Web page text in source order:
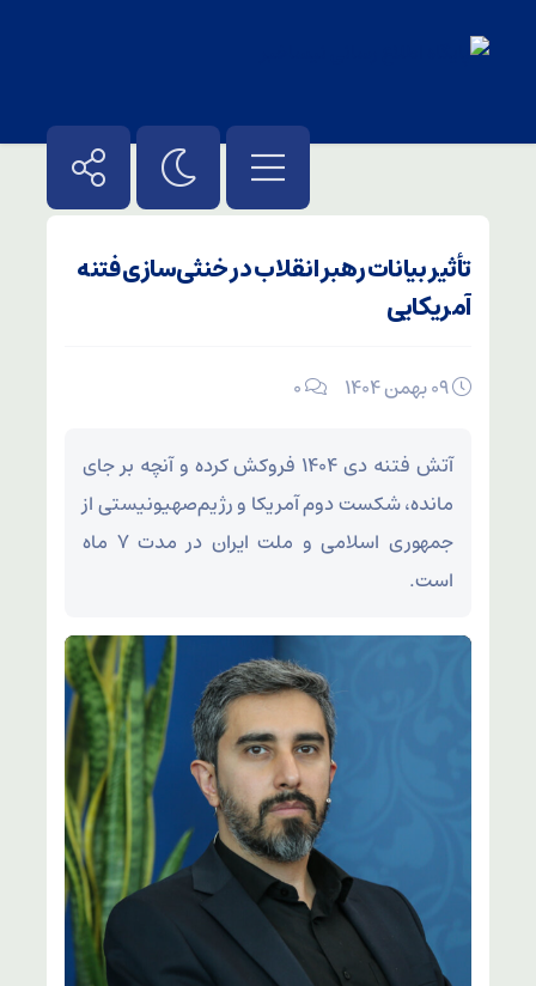
تأثیر بیانات رهبر انقلاب در خنثی‌سازی فتنه
آمریکایی
۰
آتش فتنه دی ۱۴۰۴ فروکش کرده و آنچه بر جای
مانده، شکست دوم آمریکا و رژیم‌صهیونیستی از
جمهوری اسلامی و ملت ایران در مدت ۷ ماه
است.